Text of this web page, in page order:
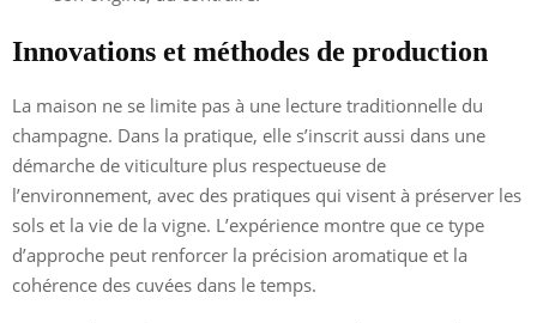
Innovations et méthodes de production
La maison ne se limite pas à une lecture traditionnelle du
champagne. Dans la pratique, elle s’inscrit aussi dans une
démarche de viticulture plus respectueuse de
l’environnement, avec des pratiques qui visent à préserver les
sols et la vie de la vigne. L’expérience montre que ce type
d’approche peut renforcer la précision aromatique et la
cohérence des cuvées dans le temps.